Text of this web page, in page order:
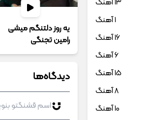
یه روز دلتنگم میشی
رامین تجنگی
دیدگاه‌ها
1 آهنگ
16 آهنگ
6 آهنگ
15 آهنگ
8 آهنگ
10 آهنگ